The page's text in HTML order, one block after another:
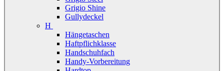
Grigio Shine
Gullydeckel
H
Hängetaschen
Haftpflichklasse
Handschuhfach
Handy-Vorbereitung